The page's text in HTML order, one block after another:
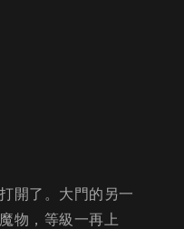
開了。大門的另一
物，等級一再上